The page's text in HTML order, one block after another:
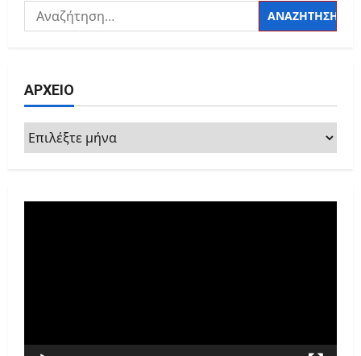
Αναζήτηση
για:
ΑΡΧΕΙΟ
ΑΡΧΕΙΟ